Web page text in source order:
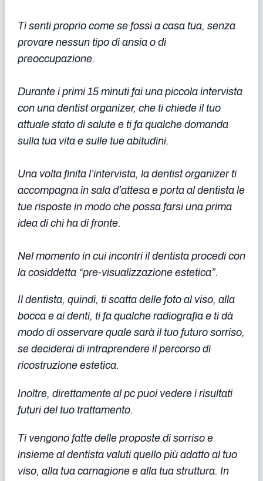
Ti senti proprio come se fossi a casa tua, senza
provare nessun tipo di ansia o di
preoccupazione.
Durante i primi 15 minuti fai una piccola intervista
con una dentist organizer, che ti chiede il tuo
attuale stato di salute e ti fa qualche domanda
sulla tua vita e sulle tue abitudini.
Una volta finita l’intervista, la dentist organizer ti
accompagna in sala d’attesa e porta al dentista le
tue risposte in modo che possa farsi una prima
idea di chi ha di fronte.
Nel momento in cui incontri il dentista procedi con
la cosiddetta “pre-visualizzazione estetica”.
Il dentista, quindi, ti scatta delle foto al viso, alla
bocca e ai denti, ti fa qualche radiografia e ti dà
modo di osservare quale sarà il tuo futuro sorriso,
se deciderai di intraprendere il percorso di
ricostruzione estetica.
Inoltre, direttamente al pc puoi vedere i risultati
futuri del tuo trattamento.
Ti vengono fatte delle proposte di sorriso e
insieme al dentista valuti quello più adatto al tuo
viso, alla tua carnagione e alla tua struttura. In